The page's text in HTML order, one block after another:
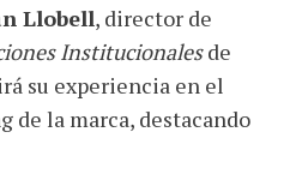
Llobell, director de
Institucionalesde
su experiencia en el
de la marca, destacando